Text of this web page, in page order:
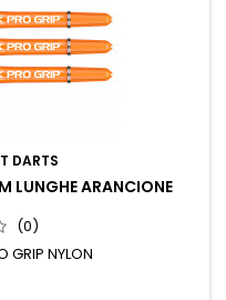
DARTS
LUNGHE ARANCIONE
(0)
GRIP NYLON